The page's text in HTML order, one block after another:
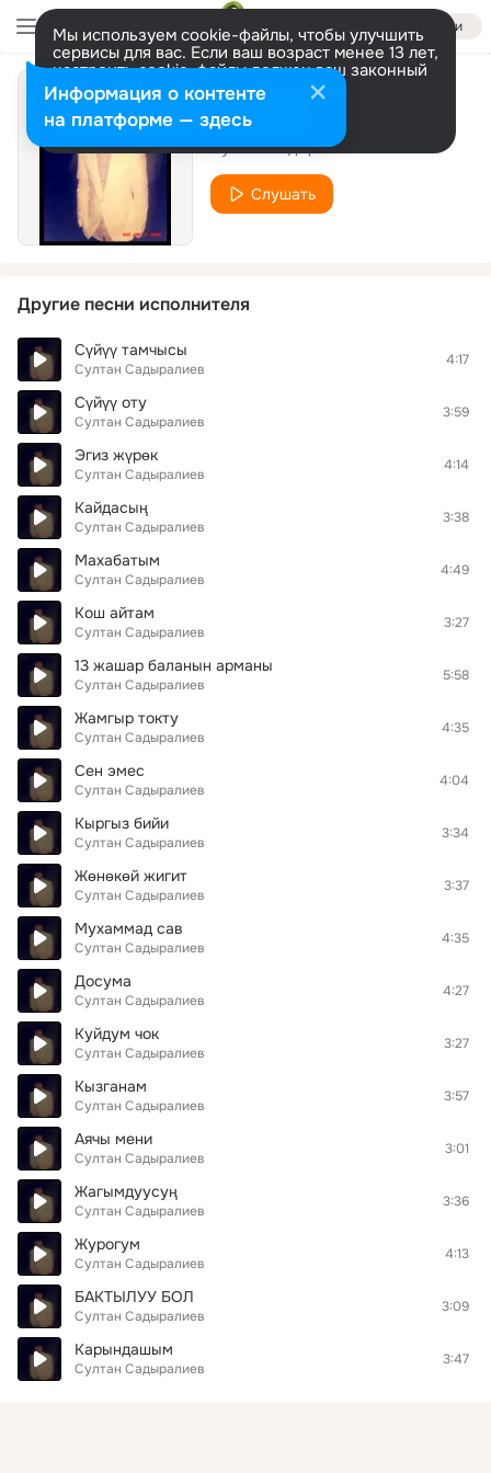
Войти
Мы используем cookie-файлы, чтобы улучшить
сервисы для вас. Если ваш возраст менее 13 лет,
настроить cookie-файлы должен ваш законный
представитель. Больше информации
Разрешить все Настроить
Таарынба
Султан Садыралиев
Слушать
Другие песни исполнителя
Сүйүү тамчысы
Султан Садыралиев
4:17
Сүйүү оту
Султан Садыралиев
3:59
Эгиз жүрөк
Султан Садыралиев
4:14
Кайдасың
Султан Садыралиев
3:38
Махабатым
Султан Садыралиев
4:49
Кош айтам
Султан Садыралиев
3:27
13 жашар баланын арманы
Султан Садыралиев
5:58
Жамгыр токту
Султан Садыралиев
4:35
Сен эмес
Султан Садыралиев
4:04
Кыргыз бийи
Султан Садыралиев
3:34
Жөнөкөй жигит
Султан Садыралиев
3:37
Мухаммад сав
Султан Садыралиев
4:35
Досума
Султан Садыралиев
4:27
Куйдум чок
Султан Садыралиев
3:27
Кызганам
Султан Садыралиев
3:57
Аячы мени
Султан Садыралиев
3:01
Жагымдуусуң
Султан Садыралиев
3:36
Журогум
Султан Садыралиев
4:13
БАКТЫЛУУ БОЛ
Султан Садыралиев
3:09
Карындашым
Султан Садыралиев
3:47
Информация о контенте
на платформе — здесь